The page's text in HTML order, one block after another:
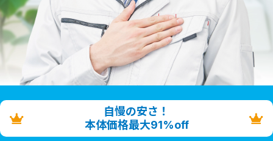
自慢の安さ！
本体価格最大91%off